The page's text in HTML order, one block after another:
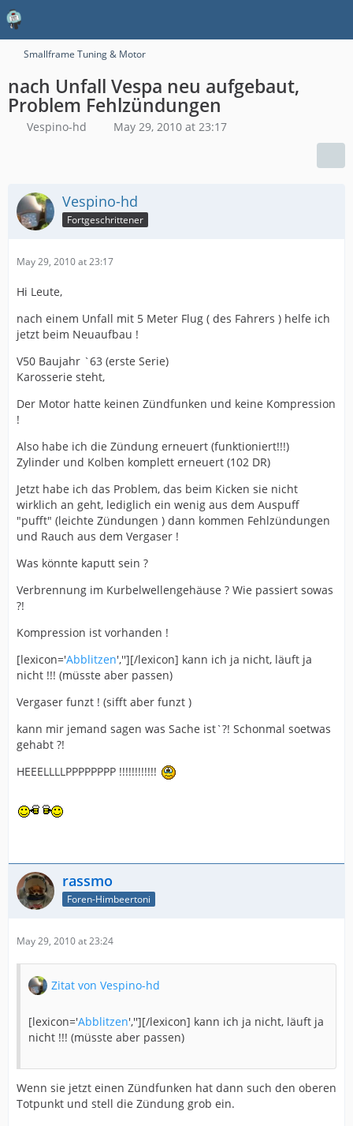
Smallframe Tuning & Motor
nach Unfall Vespa neu aufgebaut,
Problem Fehlzündungen
Vespino-hd May 29, 2010 at 23:17
Vespino-hd
Fortgeschrittener
May 29, 2010 at 23:17
Hi Leute,
nach einem Unfall mit 5 Meter Flug ( des Fahrers ) helfe ich
jetzt beim Neuaufbau !
V50 Baujahr `63 (erste Serie)
Karosserie steht,
Der Motor hatte keinen Zündfunken und keine Kompression
!
Also habe ich die Zündung erneuert (funktioniert!!!)
Zylinder und Kolben komplett erneuert (102 DR)
Jetzt habe ich das Problem, das beim Kicken sie nicht
wirklich an geht, lediglich ein wenig aus dem Auspuff
"pufft" (leichte Zündungen ) dann kommen Fehlzündungen
und Rauch aus dem Vergaser !
Was könnte kaputt sein ?
Verbrennung im Kurbelwellengehäuse ? Wie passiert sowas
?!
Kompression ist vorhanden !
[lexicon='Abblitzen',''][/lexicon] kann ich ja nicht, läuft ja
nicht !!! (müsste aber passen)
Vergaser funzt ! (sifft aber funzt )
kann mir jemand sagen was Sache ist`?! Schonmal soetwas
gehabt ?!
HEEELLLLPPPPPPPP !!!!!!!!!!!!
rassmo
Foren-Himbeertoni
May 29, 2010 at 23:24
Zitat von Vespino-hd
[lexicon='Abblitzen',''][/lexicon] kann ich ja nicht, läuft ja
nicht !!! (müsste aber passen)
Wenn sie jetzt einen Zündfunken hat dann such den oberen
Totpunkt und stell die Zündung grob ein.